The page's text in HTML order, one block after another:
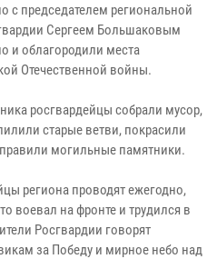
с председателем региональной
Сергеем Большаковым
и облагородили места
Отечественной войны.
росгвардейцы собрали мусор,
старые ветви, покрасили
могильные памятники.
региона проводят ежегодно,
воевал на фронте и трудился в
Росгвардии говорят
за Победу и мирное небо над